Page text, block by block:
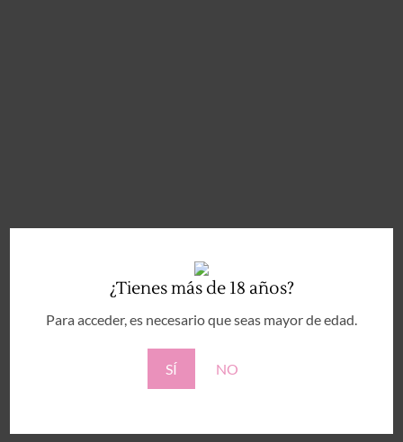
¿Tienes más de 18 años?
Para acceder, es necesario que seas mayor de edad.
SÍ NO